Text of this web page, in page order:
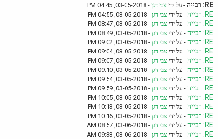
RE: רבייה - על ידי צבי דגן - 03-05-2018, 04:45 PM
RE: רבייה - על ידי צבי דגן - 03-05-2018, 04:55 PM
RE: רבייה - על ידי צבי דגן - 03-05-2018, 08:47 PM
RE: רבייה - על ידי צבי דגן - 03-05-2018, 08:49 PM
RE: רבייה - על ידי צבי דגן - 03-05-2018, 09:02 PM
RE: רבייה - על ידי צבי דגן - 03-05-2018, 09:04 PM
RE: רבייה - על ידי צבי דגן - 03-05-2018, 09:07 PM
RE: רבייה - על ידי צבי דגן - 03-05-2018, 09:10 PM
RE: רבייה - על ידי צבי דגן - 03-05-2018, 09:54 PM
RE: רבייה - על ידי צבי דגן - 03-05-2018, 09:59 PM
RE: רבייה - על ידי צבי דגן - 03-05-2018, 10:05 PM
RE: רבייה - על ידי צבי דגן - 03-05-2018, 10:13 PM
RE: רבייה - על ידי צבי דגן - 03-05-2018, 10:16 PM
RE: רבייה - על ידי צבי דגן - 03-06-2018, 08:57 AM
RE: רבייה - על ידי צבי דגן - 03-06-2018, 09:33 AM